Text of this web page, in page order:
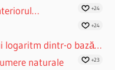
+24
+24
logaritm dintr-o bază…
+23
naturale